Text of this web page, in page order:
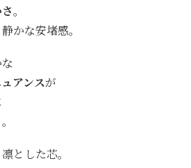
。
かな安堵感。
アンスが
とした芯。